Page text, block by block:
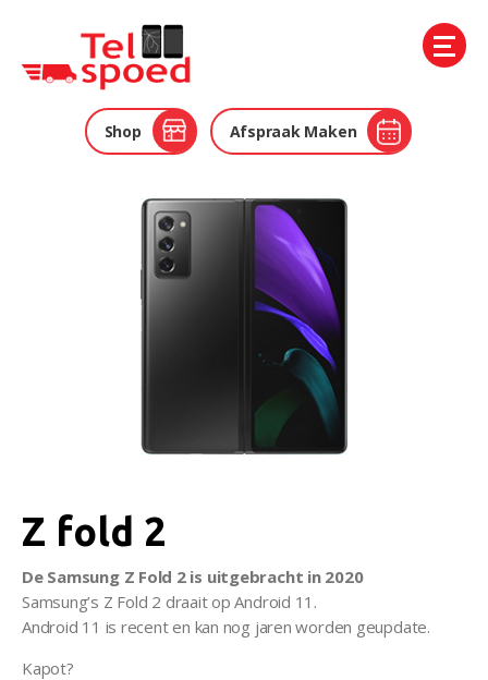
Shop Afspraak Maken
Z fold 2
De Samsung Z Fold 2 is uitgebracht in 2020
Samsung’s Z Fold 2 draait op Android 11.
Android 11 is recent en kan nog jaren worden geupdate.
Kapot?